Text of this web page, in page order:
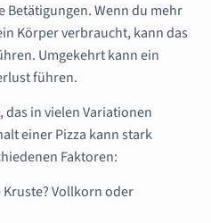
Wenn du mehr
Körper verbraucht, kann das
Umgekehrt kann ein
führen.
das in vielen Variationen
einer Pizza kann stark
Faktoren:
Vollkorn oder